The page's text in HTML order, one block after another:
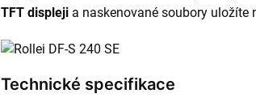
TFT displeji a naskenované soubory uložíte
Technické specifikace